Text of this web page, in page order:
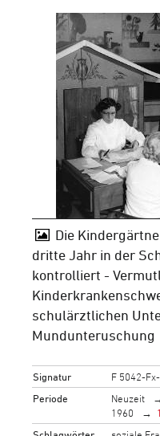
Die
dritte Jahr in der
kontrolliert -
schulärztlichen
Mundunteruschung
Signatur
F 5042-
Periode
Neuzeit
1960